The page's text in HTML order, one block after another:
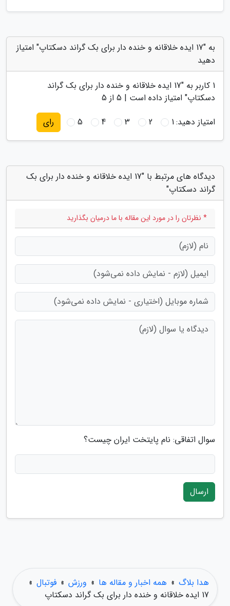
به "17 ایده خلاقانه و خنده دار برای بک گراند دسکتاپ" امتیاز
دهید
1 کاربر به "
17 ایده خلاقانه و خنده دار برای بک گراند
دسکتاپ" امتیاز داده است | 5 از 5
امتیاز دهید:1
2
3
4
5 رای
دیدگاه های مرتبط با "17 ایده خلاقانه و خنده دار برای بک
گراند دسکتاپ"
* نظرتان را در مورد این مقاله با ما درمیان بگذارید
سوال اتفاقی: نام پایتخت ایران چیست؟
ارسال
هدا بلاگ » همه اخبار و مقاله ها » ورزش » فوتبال »
17 ایده خلاقانه و خنده دار برای بک گراند دسکتاپ